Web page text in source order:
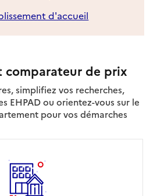
d'accueil
comparateur de prix
simplifiez vos recherches,
EHPAD ou orientez-vous sur le
pour vos démarches